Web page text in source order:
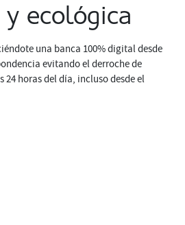
ecológica
una banca 100% digital desde
evitando el derroche de
24 horas del día, incluso desde el